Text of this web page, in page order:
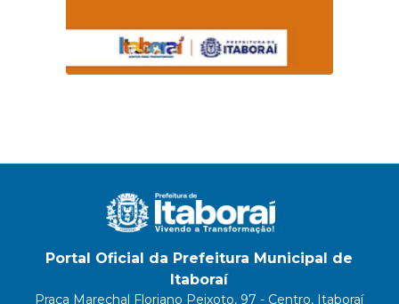
Portal Oficial da Prefeitura Municipal de
Itaboraí
Praça Marechal Floriano Peixoto, 97 - Centro, Itaboraí